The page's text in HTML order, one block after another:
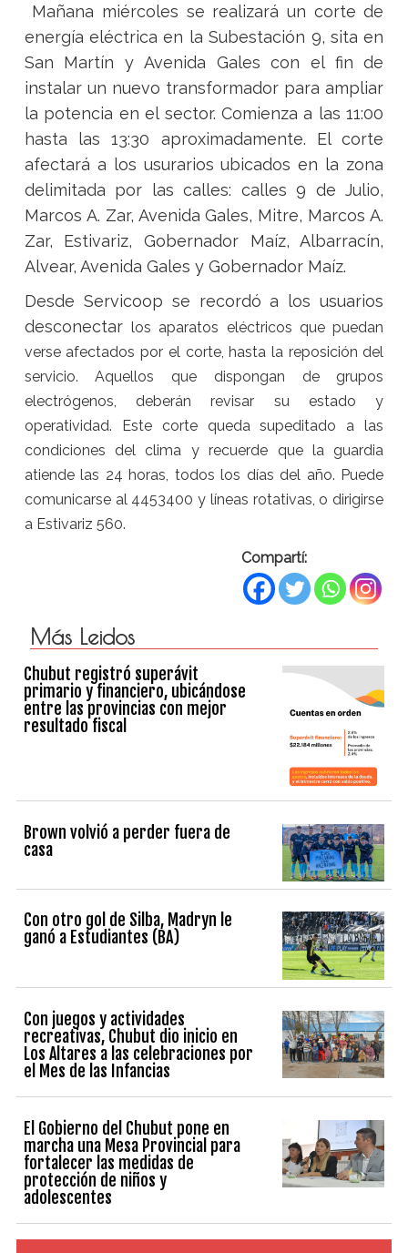
Mañana miércoles se realizará un corte de
energía eléctrica en la Subestación 9, sita en
San Martín y Avenida Gales con el fin de
instalar un nuevo transformador para ampliar
la potencia en el sector. Comienza a las 11:00
hasta las 13:30 aproximadamente. El corte
afectará a los usurarios ubicados en la zona
delimitada por las calles: calles 9 de Julio,
Marcos A. Zar, Avenida Gales, Mitre, Marcos A.
Zar, Estivariz, Gobernador Maíz, Albarracín,
Alvear, Avenida Gales y Gobernador Maíz.
Desde Servicoop se recordó a los usuarios
desconectarlos aparatos eléctricos que puedan
verse afectados por el corte, hasta la reposición del
servicio. Aquellos que dispongan de grupos
electrógenos, deberán revisar su estado y
operatividad. Este corte queda supeditado a las
condiciones del clima y recuerde que la guardia
atiende las 24 horas, todos los días del año. Puede
comunicarse al 4453400 y líneas rotativas, o dirigirse
a Estivariz 560.
Compartí:
Más Leidos
Chubut registró superávit
primario y financiero, ubicándose
entre las provincias con mejor
resultado fiscal
Brown volvió a perder fuera de
casa
Con otro gol de Silba, Madryn le
ganó a Estudiantes (BA)
Con juegos y actividades
recreativas, Chubut dio inicio en
Los Altares a las celebraciones por
el Mes de las Infancias
El Gobierno del Chubut pone en
marcha una Mesa Provincial para
fortalecer las medidas de
protección de niños y
adolescentes